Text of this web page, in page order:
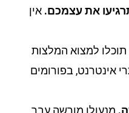
את עצמכם.אין
למצוא המלצות
בפורומים
מורשה עבר